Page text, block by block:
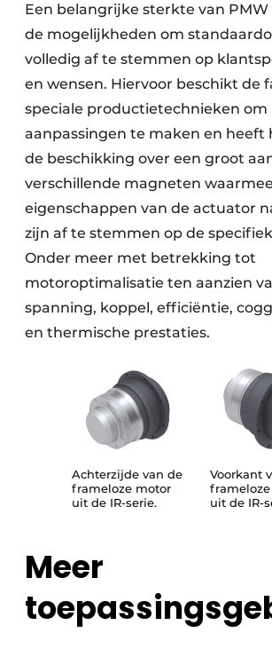
Een belangrijke sterkte van PMW
de mogelijkheden om
volledig af te stemmen op
en wensen. Hiervoor beschikt de
speciale productietechnieken om
aanpassingen te maken en heeft
de beschikking over een groot
verschillende magneten
eigenschappen van de actuator
zijn af te stemmen op de
Onder meer met betrekking tot
motoroptimalisatie ten aanzien
spanning, koppel, efficiëntie,
en thermische prestaties.
Achterzijde van de
frameloze motor
uit de IR-serie.
Voorkant
uit de IR-
Meer